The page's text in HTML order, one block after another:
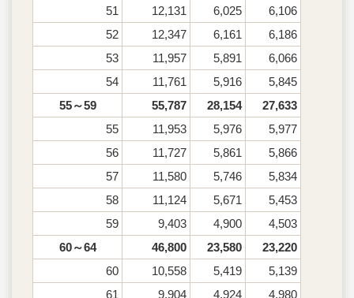
51
12,131 6,025
6,106
52
12,347 6,161
6,186
53
11,957 5,891
6,066
54
11,761 5,916
5,845
55～59
55,787 28,154
27,633
55
11,953 5,976
5,977
56
11,727 5,861
5,866
57
11,580 5,746
5,834
58
11,124 5,671
5,453
59
9,403 4,900
4,503
60～64
46,800 23,580
23,220
60
10,558 5,419
5,139
61
9,904 4,924
4,980